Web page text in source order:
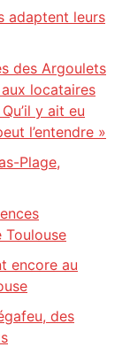
adaptent leurs
des Argoulets
locataires
y ait eu
l’entendre »
Plage,
encore au
des